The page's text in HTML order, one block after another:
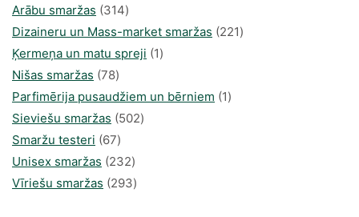
Arābu smaržas 314314
produkti
Dizaineru un Mass-market smaržas 221221
Ķermeņa un matu spreji 11
Nišas smaržas 7878
produkts
Parfimērija pusaudžiem un bērniem 11
Sieviešu smaržas 502502
Smaržu testeri 6767
produkts
Unisex smaržas 232232
produkts
Vīriešu smaržas 293293